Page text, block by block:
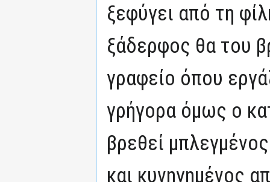
ξεφύγει από τη
ξάδερφος θα του
γραφείο όπου
γρήγορα όμως ο
βρεθεί
και κυνηγημένος